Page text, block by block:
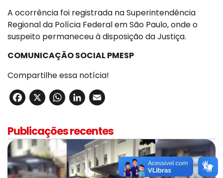
A ocorrência foi registrada na Superintendência
Regional da Polícia Federal em São Paulo, onde o
suspeito permaneceu à disposição da Justiça.
COMUNICAÇÃO SOCIAL PMESP
Compartilhe essa notícia!
Facebook
X WhatsApp
LinkedIn
Publicações recentes